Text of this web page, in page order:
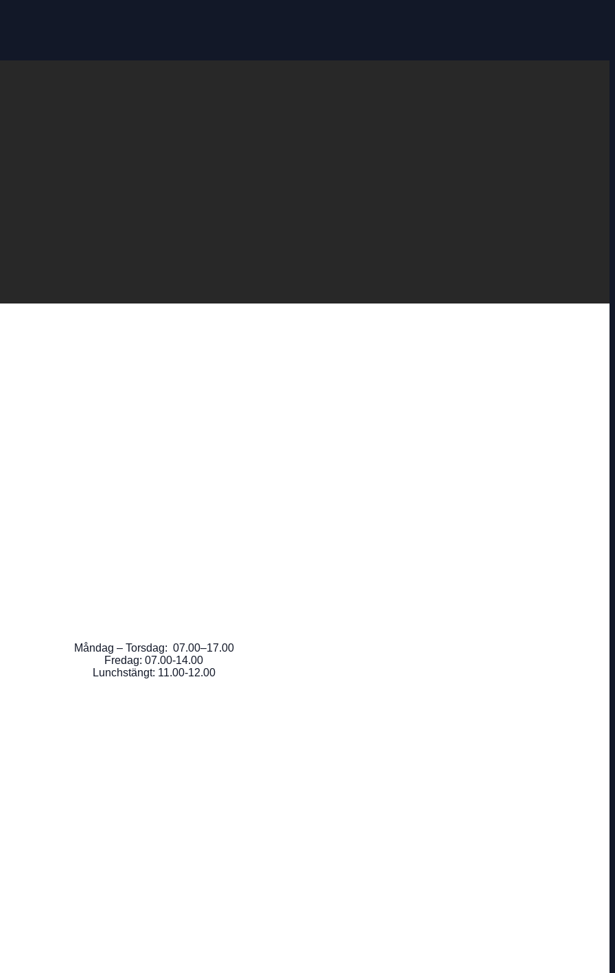
Måndag – Torsdag: 07.00–17.00
Fredag: 07.00-14.00
Lunchstängt: 11.00-12.00